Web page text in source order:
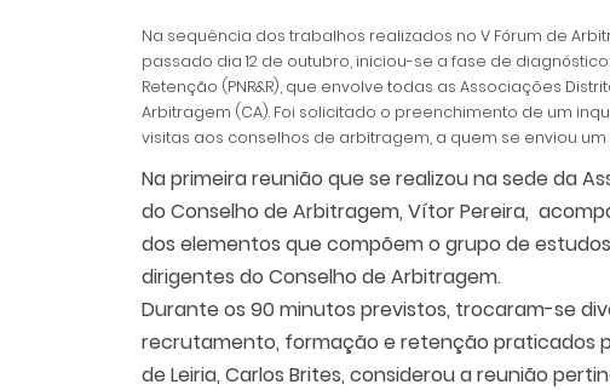
Na sequência dos trabalhos realizados no V Fórum de
passado dia 12 de outubro, iniciou-se a fase de
Retenção (PNR&R), que envolve todas as Associações
Arbitragem (CA). Foi solicitado o preenchimento de um
visitas aos conselhos de arbitragem, a quem se enviou
Na primeira reunião que se realizou na sede da
do Conselho de Arbitragem, Vítor Pereira,
dos elementos que compõem o grupo de
dirigentes do Conselho de Arbitragem.
Durante os 90 minutos previstos, trocaram-se
recrutamento, formação e retenção praticados
de Leiria, Carlos Brites, considerou a reunião